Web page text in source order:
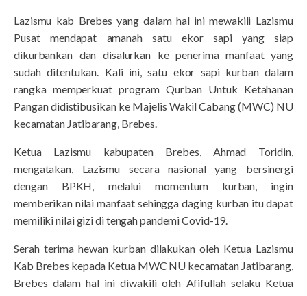
Lazismu kab Brebes yang dalam hal ini mewakili Lazismu
Pusat mendapat amanah satu ekor sapi yang siap
dikurbankan dan disalurkan ke penerima manfaat yang
sudah ditentukan. Kali ini, satu ekor sapi kurban dalam
rangka memperkuat program Qurban Untuk Ketahanan
Pangan didistibusikan ke Majelis Wakil Cabang (MWC) NU
kecamatan Jatibarang, Brebes.
Ketua Lazismu kabupaten Brebes, Ahmad Toridin,
mengatakan, Lazismu secara nasional yang bersinergi
dengan BPKH, melalui momentum kurban, ingin
memberikan nilai manfaat sehingga daging kurban itu dapat
memiliki nilai gizi di tengah pandemi Covid-19.
Serah terima hewan kurban dilakukan oleh Ketua Lazismu
Kab Brebes kepada Ketua MWC NU kecamatan Jatibarang,
Brebes dalam hal ini diwakili oleh Afifullah selaku Ketua